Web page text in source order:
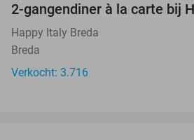
2-gangendiner à la carte bij
Happy Italy Breda
Breda
Verkocht: 3.716